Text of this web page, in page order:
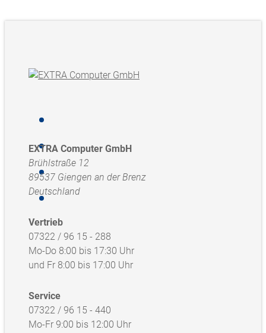
EXTRA Computer GmbH
Brühlstraße 12
89537 Giengen an der Brenz
Deutschland
Vertrieb
07322 / 96 15 - 288
Mo-Do 8:00 bis 17:30 Uhr
und Fr 8:00 bis 17:00 Uhr
Service
07322 / 96 15 - 440
Mo-Fr 9:00 bis 12:00 Uhr